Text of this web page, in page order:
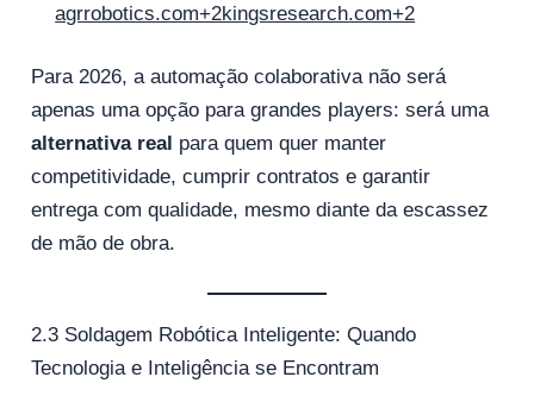
agrrobotics.com+2kingsresearch.com+2
Para 2026, a automação colaborativa não será
apenas uma opção para grandes players: será uma
alternativa real para quem quer manter
competitividade, cumprir contratos e garantir
entrega com qualidade, mesmo diante da escassez
de mão de obra.
2.3 Soldagem Robótica Inteligente: Quando
Tecnologia e Inteligência se Encontram